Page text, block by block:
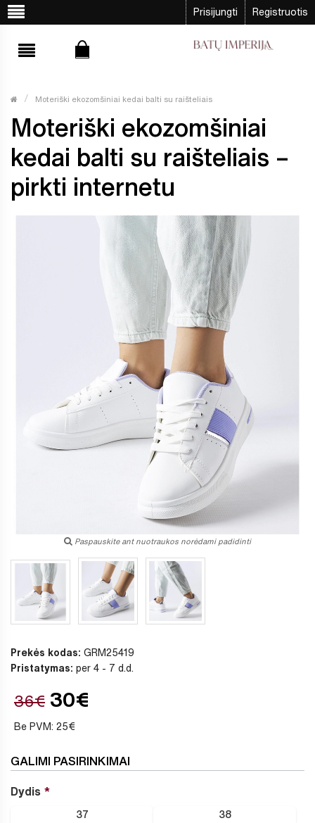
Prisijungti Registruotis
Moteriški ekozomšiniai kedai balti su raišteliais
Moteriški ekozomšiniai
kedai balti su raišteliais –
pirkti internetu
Paspauskite ant nuotraukos norėdami padidinti
Prekės kodas: GRM25419
Pristatymas: per 4 - 7 d.d.
36€ 30€
Be PVM: 25€
GALIMI PASIRINKIMAI
Dydis
37 38